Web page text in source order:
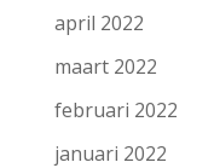
april 2022
maart 2022
februari 2022
januari 2022